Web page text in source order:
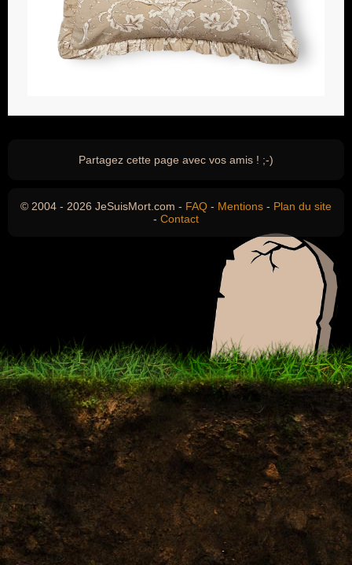
Partagez cette page avec vos amis ! ;-)
© 2004 - 2026 JeSuisMort.com - FAQ - Mentions - Plan du site
- Contact